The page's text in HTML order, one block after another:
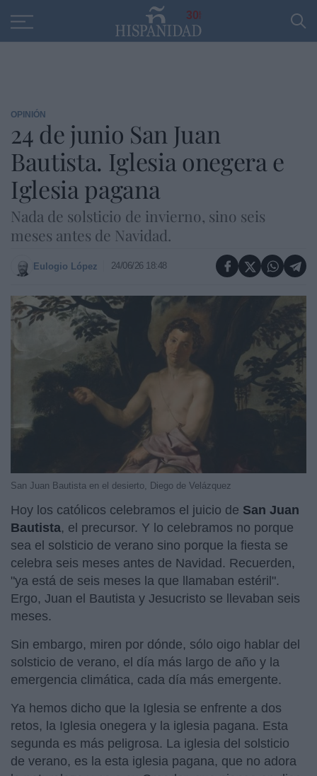
30
OPINIÓN
24 de junio San Juan
Bautista. Iglesia onegera e
Iglesia pagana
Nada de solsticio de invierno, sino seis
meses antes de Navidad.
Eulogio López 24/06/26 18:48
San Juan Bautista en el desierto, Diego de Velázquez
Hoy los católicos celebramos el juicio de San Juan
Bautista, el precursor. Y lo celebramos no porque
sea el solsticio de verano sino porque la fiesta se
celebra seis meses antes de Navidad. Recuerden,
"ya está de seis meses la que llamaban estéril".
Ergo, Juan el Bautista y Jesucristo se llevaban seis
meses.
Sin embargo, miren por dónde, sólo oigo hablar del
solsticio de verano, el día más largo de año y la
emergencia climática, cada día más emergente.
Ya hemos dicho que la Iglesia se enfrente a dos
retos, la Iglesia onegera y la iglesia pagana. Esta
segunda es más peligrosa. La iglesia del solsticio
de verano, es la esta iglesia pagana, que no adora